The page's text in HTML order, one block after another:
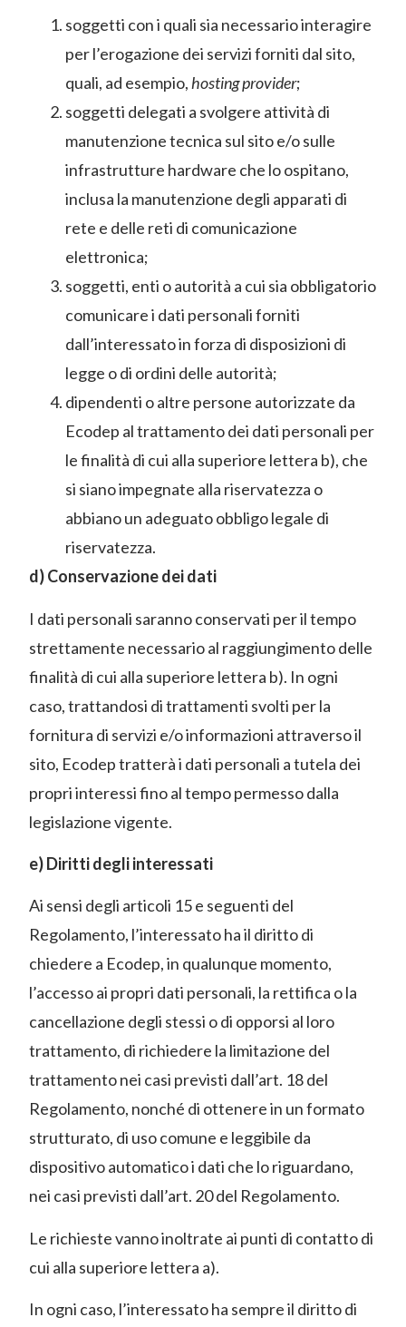
soggetti con i quali sia necessario interagire
per l’erogazione dei servizi forniti dal sito,
quali, ad esempio, hosting provider;
soggetti delegati a svolgere attività di
manutenzione tecnica sul sito e/o sulle
infrastrutture hardware che lo ospitano,
inclusa la manutenzione degli apparati di
rete e delle reti di comunicazione
elettronica;
soggetti, enti o autorità a cui sia obbligatorio
comunicare i dati personali forniti
dall’interessato in forza di disposizioni di
legge o di ordini delle autorità;
dipendenti o altre persone autorizzate da
Ecodep al trattamento dei dati personali per
le finalità di cui alla superiore lettera b), che
si siano impegnate alla riservatezza o
abbiano un adeguato obbligo legale di
riservatezza.
d) Conservazione dei dati
I dati personali saranno conservati per il tempo
strettamente necessario al raggiungimento delle
finalità di cui alla superiore lettera b). In ogni
caso, trattandosi di trattamenti svolti per la
fornitura di servizi e/o informazioni attraverso il
sito, Ecodep tratterà i dati personali a tutela dei
propri interessi fino al tempo permesso dalla
legislazione vigente.
e) Diritti degli interessati
Ai sensi degli articoli 15 e seguenti del
Regolamento, l’interessato ha il diritto di
chiedere a Ecodep, in qualunque momento,
l’accesso ai propri dati personali, la rettifica o la
cancellazione degli stessi o di opporsi al loro
trattamento, di richiedere la limitazione del
trattamento nei casi previsti dall’art. 18 del
Regolamento, nonché di ottenere in un formato
strutturato, di uso comune e leggibile da
dispositivo automatico i dati che lo riguardano,
nei casi previsti dall’art. 20 del Regolamento.
Le richieste vanno inoltrate ai punti di contatto di
cui alla superiore lettera a).
In ogni caso, l’interessato ha sempre il diritto di